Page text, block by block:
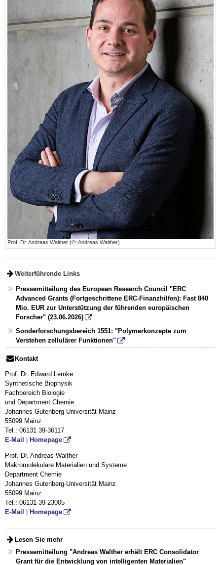
Prof. Dr. Andreas Walther (©: Andreas Walther)
Weiterführende Links
Pressemitteilung des European Research Council "ERC
Advanced Grants (Fortgeschrittene ERC-Finanzhilfen): Fast 840
Mio. EUR zur Unterstützung der führenden europäischen
Forscher" (23.06.2026)
Sonderforschungsbereich 1551: "Polymerkonzepte zum
Verstehen zellulärer Funktionen"
Kontakt
Prof. Dr. Edward Lemke
Synthetische Biophysik
Fachbereich Biologie
und Department Chemie
Johannes Gutenberg-Universität Mainz
55099 Mainz
Tel.: 06131 39-36117
E-Mail
Homepage
Prof. Dr. Andreas Walther
Makromolekulare Materialien und Systeme
Department Chemie
Johannes Gutenberg-Universität Mainz
55099 Mainz
Tel.: 06131 39-23005
E-Mail
Homepage
Lesen Sie mehr
Pressemitteilung "Andreas Walther erhält ERC Consolidator
Grant für die Entwicklung von intelligenten Materialien"